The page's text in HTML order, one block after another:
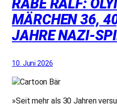
RABE RALF:
MÄRCHEN 36,
JAHRE NAZI-
10. Juni 2026
»Seit mehr als 30 Jahren